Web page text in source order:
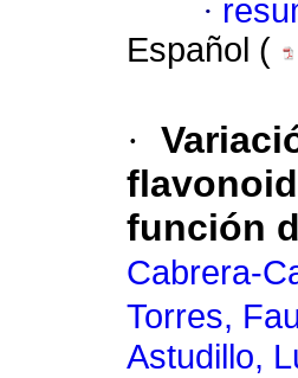
·
Español (
·
función
Cabrera-
Torres,
Astudillo,